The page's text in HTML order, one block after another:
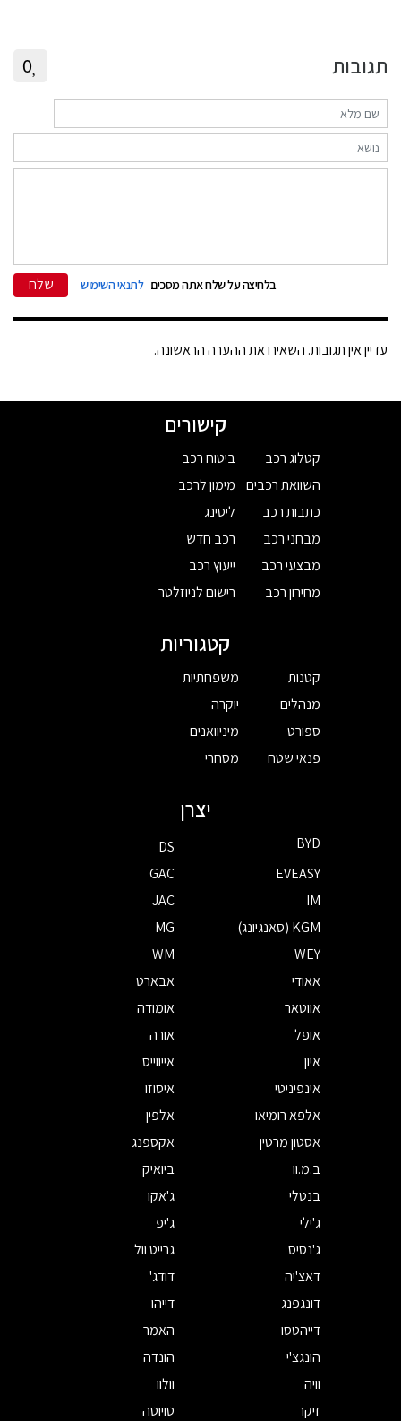
תגובות 0
בלחיצה על שלח אתה מסכים לתנאי השימוש שלח
עדיין אין תגובות. השאירו את ההערה הראשונה.
קישורים
קטלוג רכב
השוואת רכבים
כתבות רכב
מבחני רכב
מבצעי רכב
מחירון רכב
ביטוח רכב
מימון לרכב
ליסינג
רכב חדש
ייעוץ רכב
רישום לניוזלטר
קטגוריות
קטנות
מנהלים
ספורט
פנאי שטח
משפחתיות
יוקרה
מיניוואנים
מסחרי
יצרן
BYD
DS
EVEASY
GAC
IM
JAC
KGM (סאנגיונג)
MG
WEY
WM
אאודי
אבארט
אווטאר
אומודה
אופל
אורה
איון
אייווייס
אינפיניטי
איסוזו
אלפא רומיאו
אלפין
אסטון מרטין
אקספנג
ב.מ.וו
ביואיק
בנטלי
ג'אקו
ג'ילי
ג'יפ
ג'נסיס
גרייט וול
דאצ'יה
דודג'
דונגפנג
דייהו
דייהטסו
האמר
הונגצ'י
הונדה
וויה
וולוו
זיקר
טויוטה